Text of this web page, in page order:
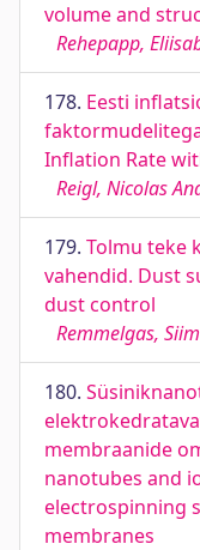
volume and
Rehepapp,
178. Eesti
Inflation Rate
Reigl, Nicolas
179. Tolmu teke
vahendid. Dust
dust control
Remmelgas, Siim
180.
membraanide
nanotubes and
electrospinning
membranes